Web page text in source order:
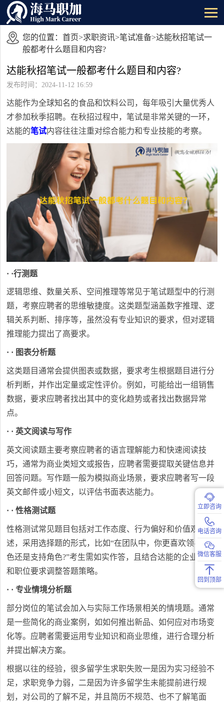
您的位置： 首页>求职资讯>笔试准备>达能秋招笔试一
般都考什么题目和内容?
达能秋招笔试一般都考什么题目和内容?
发布时间：2024-11-12 16:59
达能作为全球知名的食品和饮料公司，每年吸引大量优秀人
才参加秋季招聘。在秋招过程中，笔试是非常关键的一环，
达能的笔试内容往往注重对综合能力和专业技能的考察。
· ·行测题
逻辑思维、数量关系、空间推理等常见于笔试题型中的行测
题，考察应聘者的思维敏捷度。这类题型涵盖数字推理、逻
辑关系判断、排序等，虽然没有专业知识的要求，但对逻辑
推理能力提出了高要求。
· · 图表分析题
这类题目通常会提供图表或数据，要求考生根据题目进行分
析判断，并作出定量或定性评价。例如，可能给出一组销售
数据，要求应聘者找出其中的变化趋势或者找出数据异常
点。
· · 英文阅读与写作
英文阅读题主要考察应聘者的语言理解能力和快速阅读技
巧，通常为商业类短文或报告，应聘者需要提取关键信息并
回答问题。写作题一般为模拟商业场景，要求应聘者写一段
英文邮件或小短文，以评估书面表达能力。
· · 性格测试题
性格测试常见题目包括对工作态度、行为偏好和价值观的描
述，采用选择题的形式，比如“在团队中，你更喜欢领导角
色还是支持角色?”考生需如实作答，且结合达能的企业文化
和职位要求调整答题策略。
· · 专业情境分析题
部分岗位的笔试会加入与实际工作场景相关的情境题。通常
是一些简化的商业案例，如如何推出新品、如何应对市场变
化等。应聘者需要运用专业知识和商业思维，进行合理分析
并提出解决方案。
根据以往的经验，很多留学生求职失败一是因为实习经验不
足，求职竞争力弱，二是因为许多留学生未能提前进行规
划，对公司的了解不足，并且简历不规范、也不了解笔面
立即咨询
电话咨询
微信客服
回到顶部